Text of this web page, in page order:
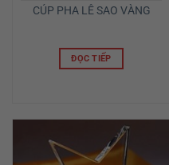
CÚP PHA LÊ SAO VÀNG
ĐỌC TIẾP